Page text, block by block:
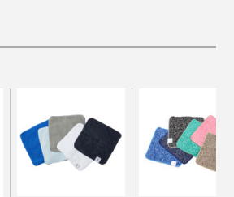
加工しているものと違い、繊維の構
り感をつくっているため、洗濯を繰
らすとペタッとくっつくような張り
は飛び抜けて高いわけではないもの
っかり。何より、表地が今治タオル